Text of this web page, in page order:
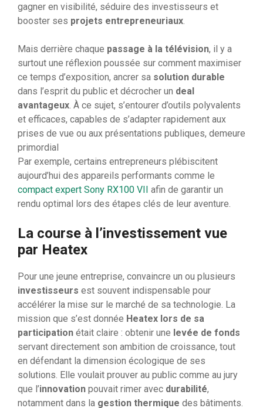
gagner en visibilité, séduire des investisseurs et
booster ses projets entrepreneuriaux
Mais derrière chaque passage à la télévision, il y a
surtout une réflexion poussée sur comment maximiser
ce temps d’exposition, ancrer sa solution durable
dans l’esprit du public et décrocher un deal
avantageux . À ce sujet, s’entourer d’outils polyvalents
et efficaces, capables de s’adapter rapidement aux
prises de vue ou aux présentations publiques, demeure
primordial
Par exemple, certains entrepreneurs plébiscitent
aujourd’hui des appareils performants comme le
compact expert Sony RX100 VII afin de garantir un
rendu optimal lors des étapes clés de leur aventure.
La course à l’investissement vue
par Heatex
Pour une jeune entreprise, convaincre un ou plusieurs
investisseurs est souvent indispensable pour
accélérer la mise sur le marché de sa technologie. La
mission que s’est donnée Heatex lors de sa
participation était claire : obtenir une levée de fonds
servant directement son ambition de croissance, tout
en défendant la dimension écologique de ses
solutions. Elle voulait prouver au public comme au jury
que l’innovation pouvait rimer avec durabilité,
notamment dans la gestion thermique des bâtiments.